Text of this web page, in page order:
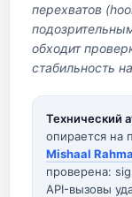
перехватов
обходит
стабильность
Технический
опирается на
Mishaal
проверена:
API-вызовы